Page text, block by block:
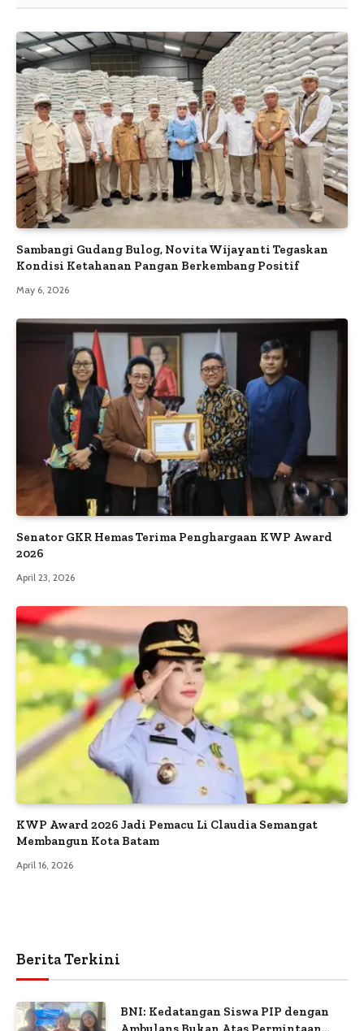
Sambangi Gudang Bulog, Novita Wijayanti Tegaskan
Kondisi Ketahanan Pangan Berkembang Positif
May 6, 2026
Senator GKR Hemas Terima Penghargaan KWP Award
2026
April 23, 2026
KWP Award 2026 Jadi Pemacu Li Claudia Semangat
Membangun Kota Batam
April 16, 2026
Berita Terkini
BNI: Kedatangan Siswa PIP dengan